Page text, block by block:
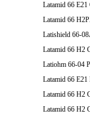
Latamid 66
Latamid 66
Latishield 66-
Latamid 66
Latiohm 66-04
Latamid 66
Latamid 66
Latamid 66 H2